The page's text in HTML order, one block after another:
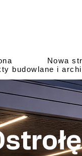
Nowa
budowlane i